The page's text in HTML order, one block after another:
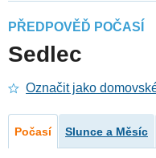
PŘEDPOVĚĎ POČASÍ
Sedlec
Označit jako
Počasí Slunce a Měsíc